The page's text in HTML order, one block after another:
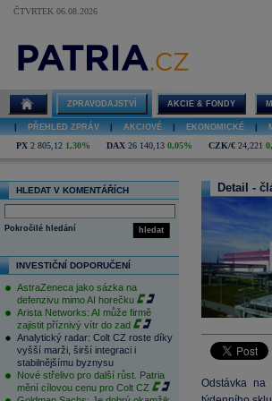
ČTVRTEK 06.08.2026
ZPRAVODAJSTVÍ AKCIE & FONDY
PŘEHLED ZPRÁV AKCIOVÉ EKONOMICKÉ
PX 2 805,12 1,30% DAX 26 140,13 0,05% CZK/€ 24,221
HLEDAT V KOMENTÁŘÍCH
hledat
Pokročilé hledání
INVESTIČNÍ DOPORUČENÍ
AstraZeneca jako sázka na
defenzivu mimo AI horečku
Arista Networks: AI může firmě
zajistit příznivý vítr do zad
Analytický radar: Colt CZ roste díky
vyšší marži, širší integraci i
stabilnějšímu byznysu
Nové střelivo pro další růst. Patria
mění cílovou cenu pro Colt CZ
Detail -
Odstávka